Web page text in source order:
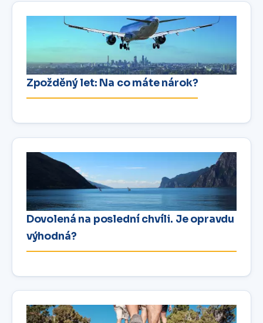
Zpožděný let: Na co máte nárok?
Dovolená na poslední chvíli. Je opravdu
výhodná?